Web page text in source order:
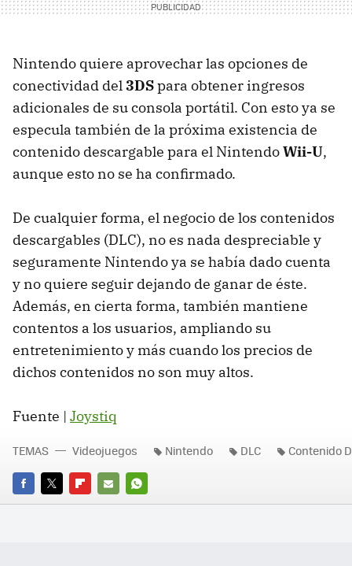
Nintendo quiere aprovechar las opciones de
conectividad del3DSpara obtener ingresos
adicionales de su consola portátil. Con esto ya se
especula también de la próxima existencia de
contenido descargable para el NintendoWii-U,
aunque esto no se ha confirmado.
De cualquier forma, el negocio de los contenidos
descargables (DLC), no es nada despreciable y
seguramente Nintendo ya se había dado cuenta
y no quiere seguir dejando de ganar de éste.
Además, en cierta forma, también mantiene
contentos a los usuarios, ampliando su
entretenimiento y más cuando los precios de
dichos contenidos no son muy altos.
Fuente | Joystiq
FACEBOOK
TWITTERFLIPBOARD
E-
WHATSAPP
TEMAS Videojuegos Nintendo DLC Contenido